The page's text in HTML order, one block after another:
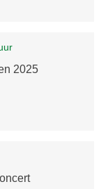
2025